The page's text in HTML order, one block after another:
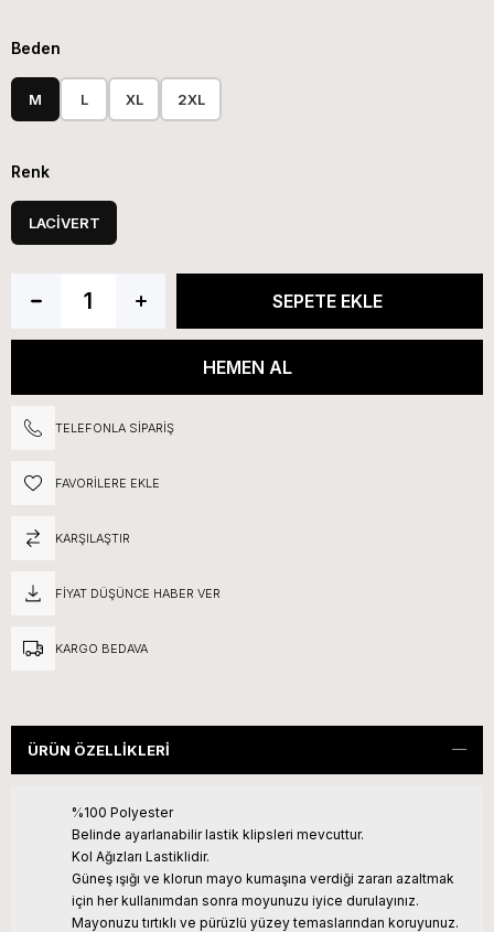
Beden
M L XL 2XL
Renk
LACİVERT
TELEFONLA SIPARIŞ
FAVORILERE EKLE
KARŞILAŞTIR
FIYAT DÜŞÜNCE HABER VER
KARGO BEDAVA
ÜRÜN ÖZELLIKLERI
%100 Polyester
Belinde ayarlanabilir lastik klipsleri mevcuttur.
Kol Ağızları Lastiklidir.
Güneş ışığı ve klorun mayo kumaşına verdiği zararı azaltmak
için her kullanımdan sonra moyunuzu iyice durulayınız.
Mayonuzu tırtıklı ve pürüzlü yüzey temaslarından koruyunuz.